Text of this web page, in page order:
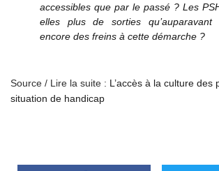
accessibles que par le passé ? Les
elles plus de sorties qu’auparavant
encore des freins à cette démarche ?
Source / Lire la suite : L’accès à la culture des
situation de handicap